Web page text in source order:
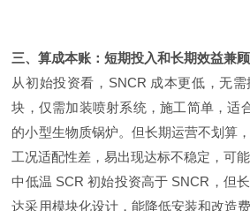
三、算成本账：短期投入和长期效益兼顾
从初始投资看，SNCR 成本更低，无
块，仅需加装喷射系统，施工简单，适
的小型生物质锅炉。但长期运营不划算
工况适配性差，易出现达标不稳定，可
中低温 SCR 初始投资高于 SNCR，但
达采用模块化设计，能降低安装和改造